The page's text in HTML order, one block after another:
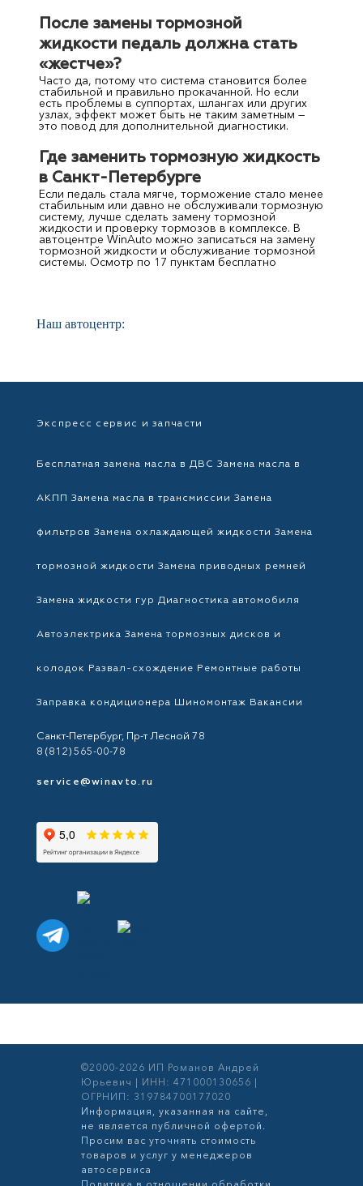
После замены тормозной
жидкости педаль должна стать
«жестче»?
Часто да, потому что система становится более
стабильной и правильно прокачанной. Но если
есть проблемы в суппортах, шлангах или других
узлах, эффект может быть не таким заметным —
это повод для дополнительной диагностики.
Где заменить тормозную жидкость
в Санкт-Петербурге
Если педаль стала мягче, торможение стало менее
стабильным или давно не обслуживали тормозную
систему, лучше сделать замену тормозной
жидкости и проверку тормозов в комплексе. В
автоцентре WinAuto можно записаться на замену
тормозной жидкости и обслуживание тормозной
системы. Осмотр по 17 пунктам бесплатно
Наш автоцентр:
Экспресс сервис и запчасти
Бесплатная замена масла в ДВС Замена масла в
АКПП Замена масла в трансмиссии Замена
фильтров Замена охлаждающей жидкости Замена
тормозной жидкости Замена приводных ремней
Замена жидкости гур Диагностика автомобиля
Автоэлектрика Замена тормозных дисков и
колодок Развал-схождение Ремонтные работы
Заправка кондиционера Шиномонтаж Вакансии
Санкт-Петербург, Пр-т Лесной 78
8 (812) 565-00-78
service@winavto.ru
©2000-2026 ИП Романов Андрей
Юрьевич | ИНН: 471000130656 |
ОГРНИП: 319784700177020
Информация, указанная на сайте,
не является публичной офертой.
Просим вас уточнять стоимость
товаров и услуг у менеджеров
автосервиса